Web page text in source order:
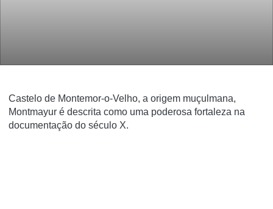
Castelo de Montemor-o-Velho, a origem muçulmana,
Montmayur é descrita como uma poderosa fortaleza na
documentação do século X.